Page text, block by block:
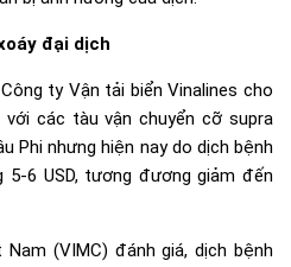
đại dịch
ty Vận tải biển Vinalines cho
các tàu vận chuyển cỡ supra
Phi nhưng hiện nay do dịch bệnh
5-6 USD, tương đương giảm đến
(VIMC) đánh giá, dịch bệnh